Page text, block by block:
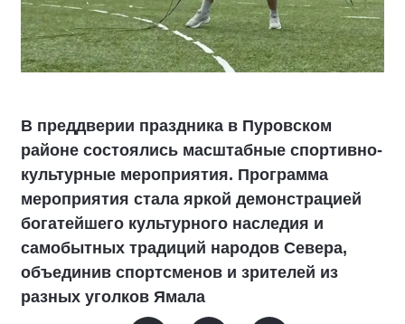
В преддверии праздника в Пуровском
районе состоялись масштабные спортивно-
культурные мероприятия. Программа
мероприятия стала яркой демонстрацией
богатейшего культурного наследия и
самобытных традиций народов Севера,
объединив спортсменов и зрителей из
разных уголков Ямала